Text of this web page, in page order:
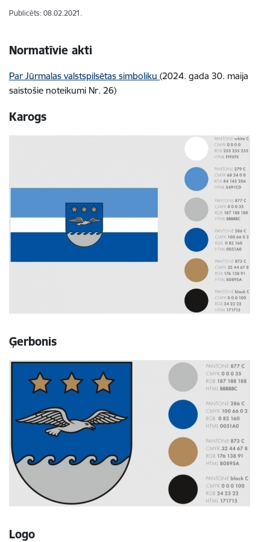
Publicēts: 08.02.2021.
Normatīvie akti
Par Jūrmalas valstspilsētas simboliku (2024. gada 30. maija
saistošie noteikumi Nr. 26)
Karogs
Ģerbonis
Logo